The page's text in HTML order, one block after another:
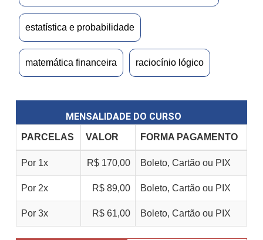
estatística e probabilidade
matemática financeira raciocínio lógico
MENSALIDADE DO CURSO
PARCELAS VALOR FORMA PAGAMENTO
Por 1x R$ 170,00 Boleto, Cartão ou PIX
Por 2x R$ 89,00 Boleto, Cartão ou PIX
Por 3x R$ 61,00 Boleto, Cartão ou PIX